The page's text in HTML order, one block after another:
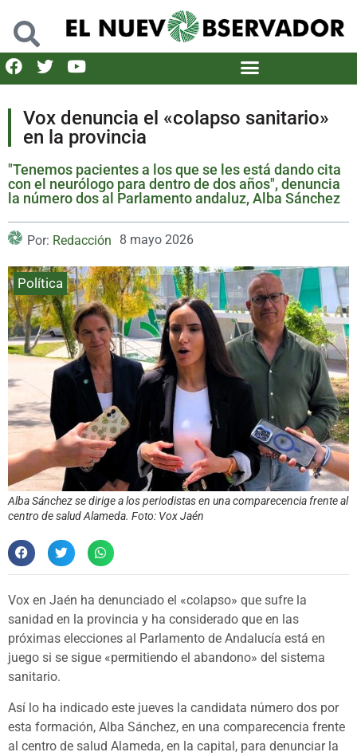
Vox denuncia el «colapso sanitario»
en la provincia
"Tenemos pacientes a los que se les está dando cita
con el neurólogo para dentro de dos años", denuncia
la número dos al Parlamento andaluz, Alba Sánchez
Por: Redacción 8 mayo 2026
Política
Alba Sánchez se dirige a los periodistas en una comparecencia frente al
centro de salud Alameda. Foto: Vox Jaén
Vox en Jaén ha denunciado el «colapso» que sufre la
sanidad en la provincia y ha considerado que en las
próximas elecciones al Parlamento de Andalucía está en
juego si se sigue «permitiendo el abandono» del sistema
sanitario.
Así lo ha indicado este jueves la candidata número dos por
esta formación, Alba Sánchez, en una comparecencia frente
al centro de salud Alameda, en la capital, para denunciar la